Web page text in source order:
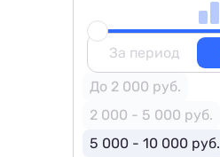
За период
До 2 000 руб.
2 000 - 5 000 руб.
5 000 - 10 000 руб.